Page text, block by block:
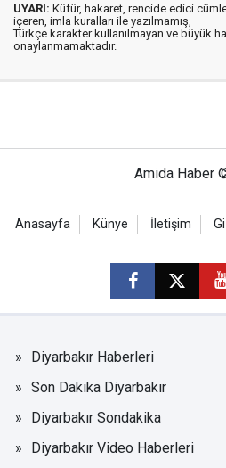
UYARI: Küfür, hakaret, rencide edici
içeren, imla kuralları ile yazılmamış,
Türkçe karakter kullanılmayan ve büyük
onaylanmamaktadır.
Amida Haber
Anasayfa Künye İletişim
Diyarbakır Haberleri
Son Dakika Diyarbakır
Diyarbakır Sondakika
Diyarbakır Video Haberleri